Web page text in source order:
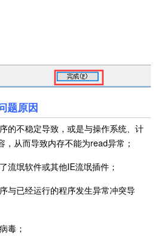
题原因
不稳定导致，或是与操作系统、计
从而导致内存不能为read异常；
氓软件或其他IE流氓插件；
已经运行的程序发生异常冲突导
毒；